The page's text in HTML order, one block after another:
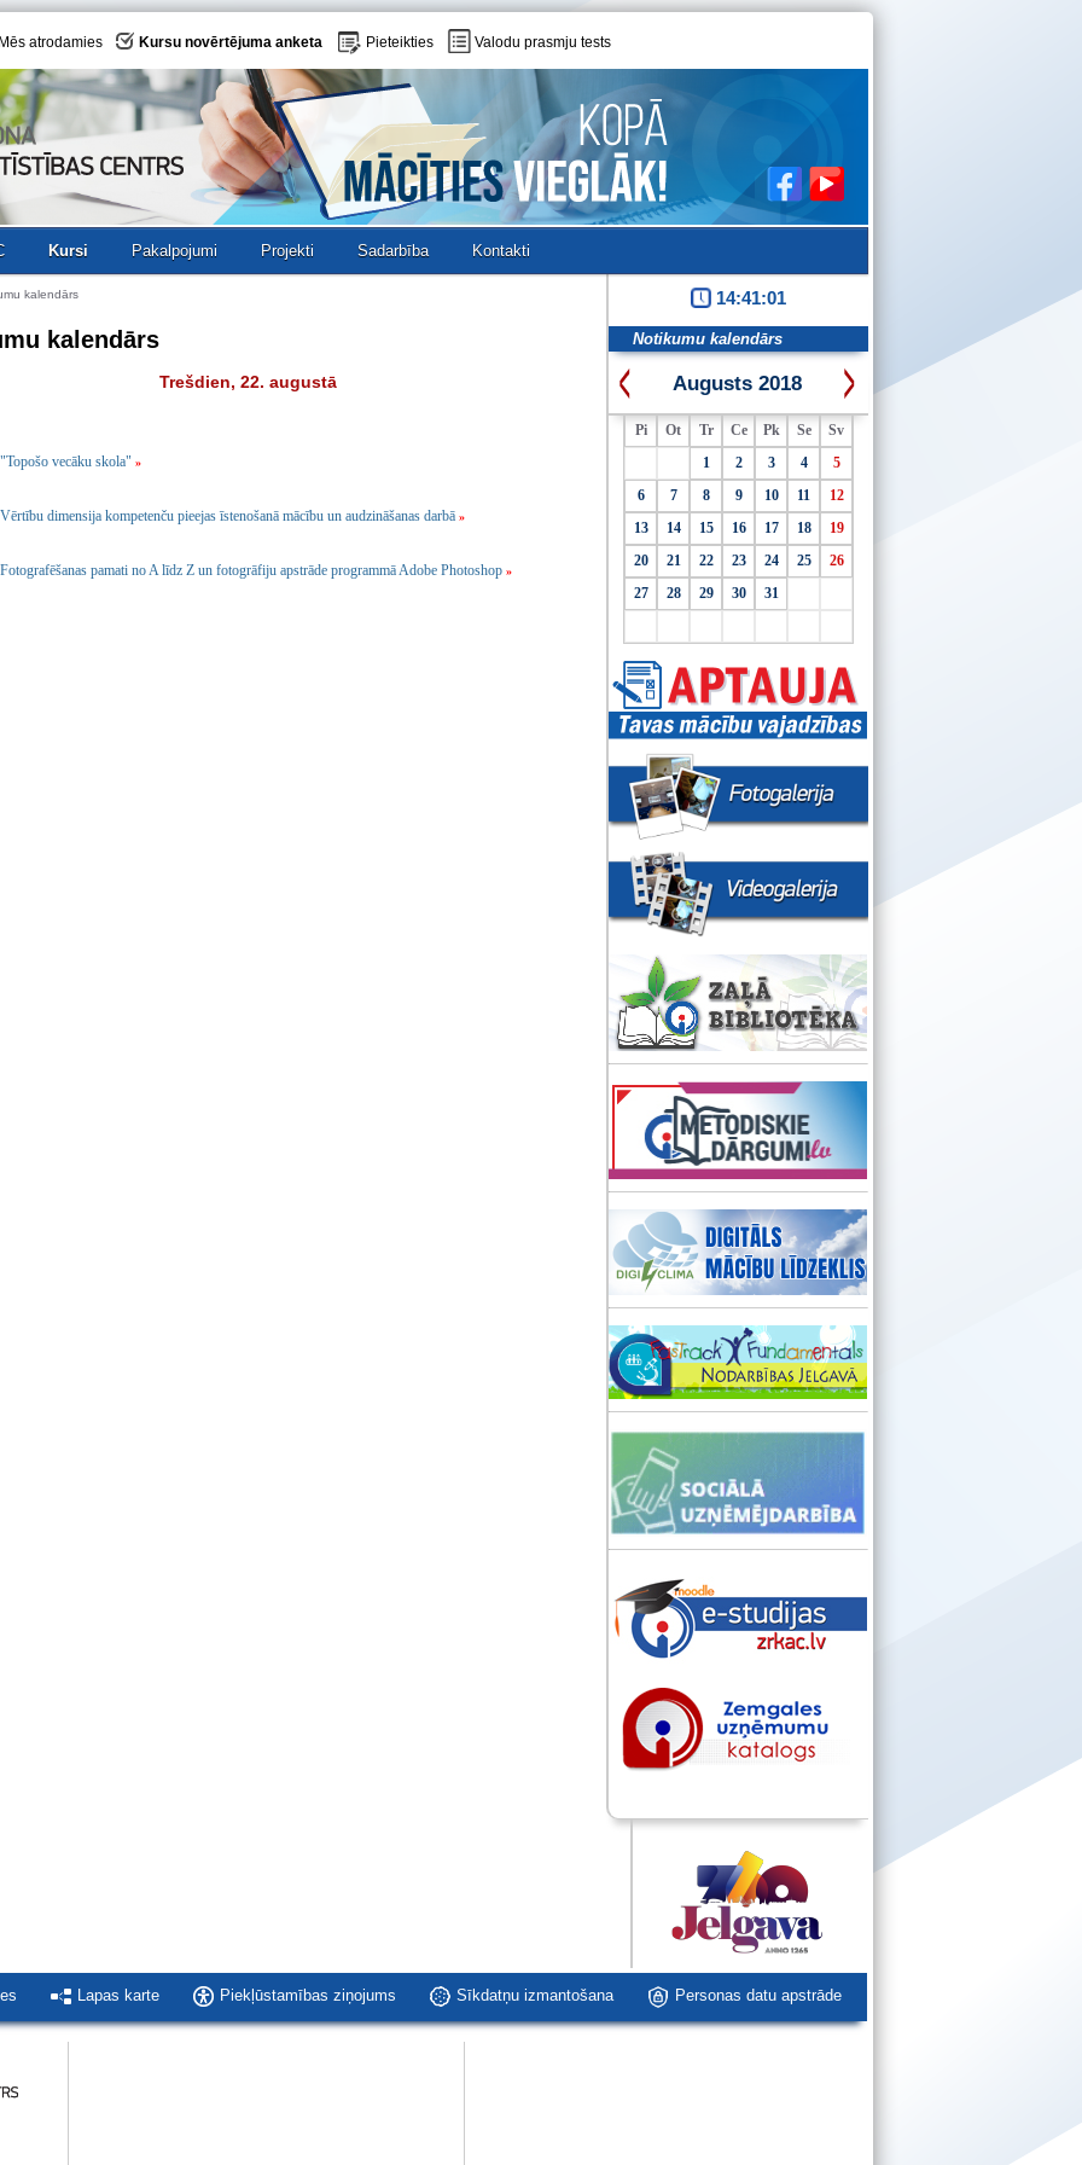
Mēs atrodamies Kursu novērtējuma anketa Pieteikties Valodu prasmju tests
Kursi Pakalpojumi Projekti Sadarbība Kontakti
kalendārs
kalendārs
Trešdien, 22. augustā
"Topošo vecāku skola" »
Vērtību dimensija kompetenču pieejas īstenošanā mācību un audzināšanas darbā »
Fotografēšanas pamati no A līdz Z un fotogrāfiju apstrāde programmā Adobe Photoshop »
14:41:01
Notikumu kalendārs
Augusts 2018
Pi Ot Tr Ce Pk Se
Sv
1
2 3 4
5
6
7 8 9 10 11
12
13
14 15 16 17 18
19
20
21 22 23 24 25
26
27
28 29 30 31
Lapas karte Piekļūstamības ziņojums Sīkdatņu izmantošana Personas datu apstrāde